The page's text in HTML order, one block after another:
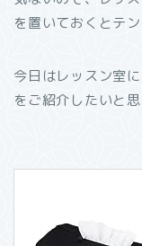
を置いておくとテ
今日はレッスン室
をご紹介したいと思